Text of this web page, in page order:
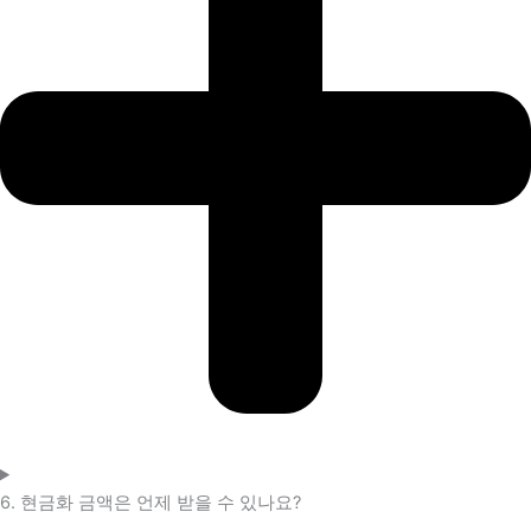
6. 현금화 금액은 언제 받을 수 있나요?